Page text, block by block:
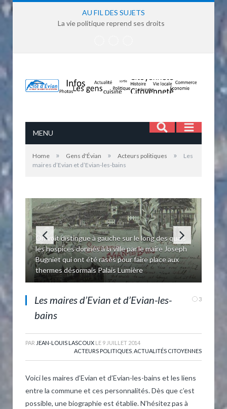
AU FIL DES SUJETS
La vie politique reprend ses droits
MENU
Home » Gens d'Évian » Acteurs politiques »
Les
maires d’Evian et d’Evian-les-bains
1890 - Quai de Blonay Villa Lumière - pas de
statue devant et pas encore de Thermes voisins
Les maires d’Evian et d’Evian-les-
bains
3
PAR JEAN-LOUIS LASCOUX LE 9 JUILLET 2014
ACTEURS POLITIQUES ACTUALITÉS CITOYENNES
Voici les maires d’Evian et d’Evian-les-bains et les liens
entre la commune et ces personnalités. Dès que c’est
possible, une biographie est établie. N’hésitez pas à